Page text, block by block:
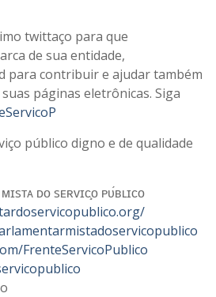
twittaço para que
de sua entidade,
para contribuir e ajudar também
páginas eletrônicas. Siga
público digno e de qualidade
ᴅᴏ sᴇʀᴠɪᴄ̧ᴏ ᴘᴜ́ʙʟɪᴄᴏ
FrenteServicoPublico